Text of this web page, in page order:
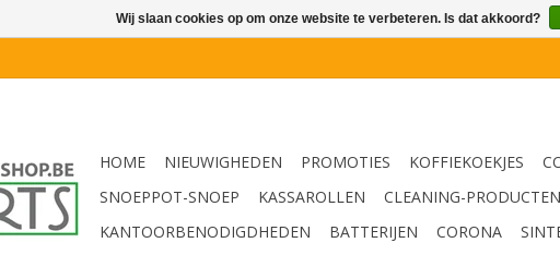
HOME NIEUWIGHEDEN PROMOTIES KOFFIEKOEKJES
SNOEPPOT-SNOEP
KASSAROLLEN CLEANING-PRODUCTEN
KANTOORBENODIGDHEDEN
BATTERIJEN CORONA
Wij slaan cookies op om onze website te verbeteren. Is dat akkoord?